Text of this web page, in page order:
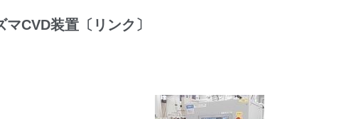
CVD装置〔リンク〕